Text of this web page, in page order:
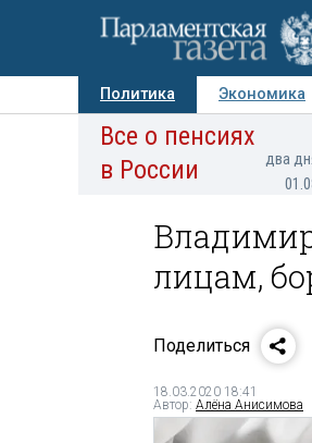
Политика Экономика
Авторы Персоны
Все о пенсиях
в России
два
лицам,
Поделиться
18.03.2020 18:41
Автор: Алёна Анисимова